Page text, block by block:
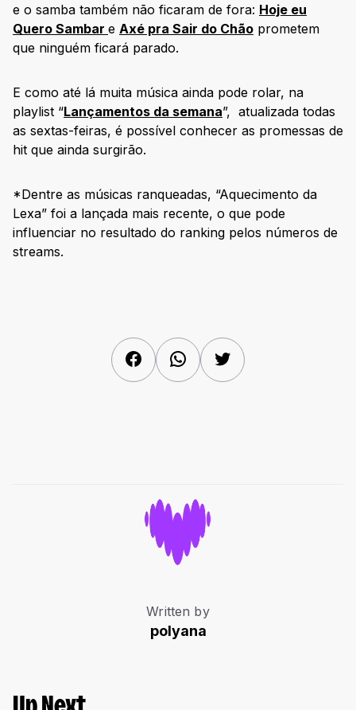
e o samba também não ficaram de fora: Hoje eu
Quero Sambar e Axé pra Sair do Chão prometem
que ninguém ficará parado.
E como até lá muita música ainda pode rolar, na
playlist “Lançamentos da semana”, atualizada todas
as sextas-feiras, é possível conhecer as promessas de
hit que ainda surgirão.
*Dentre as músicas ranqueadas, “Aquecimento da
Lexa” foi a lançada mais recente, o que pode
influenciar no resultado do ranking pelos números de
streams.
FacebookWhatsAppTwitter
Written by
polyana